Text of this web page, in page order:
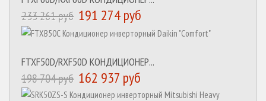
233 261 руб 191 274 руб
FTXF50D/RXF50D КОНДИЦИОНЕР...
198 704 руб 162 937 руб